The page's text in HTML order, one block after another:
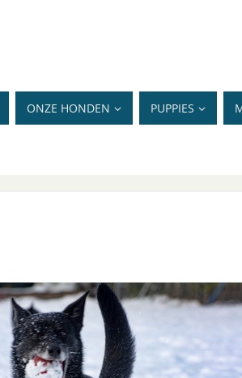
ONZE HONDEN PUPPIES